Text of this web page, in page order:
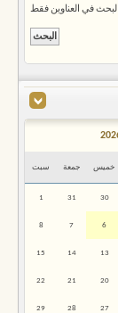
البحث في العناوين فقط
خميس جمعة سبت
30
31
1
6
7
8
13
14
15
20
21
22
27
28
29